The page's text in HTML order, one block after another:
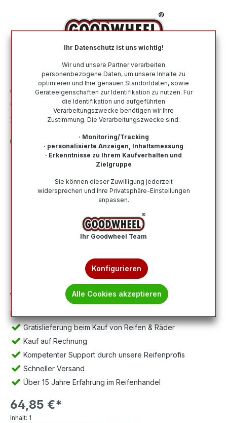
Ganzjahresreifen Nach Größe 235 40 R18
GOODRIDE ALL SEASON ELITE Z-401
235/40R18 95W XL BSW
Wichtig: Abbildung kann abweichen, Lieferung ohne Felge.
Ihre Vorteile:
Gratislieferung beim Kauf von Reifen & Räder
Kauf auf Rechnung
Kompetenter Support durch unsere Reifenprofis
Schneller Versand
Über 15 Jahre Erfahrung im Reifenhandel
64,85 €*
Inhalt: 1
Ihr Datenschutz ist uns wichtig!
Wir und unsere Partner verarbeiten
personenbezogene Daten, um unsere Inhalte zu
optimieren und Ihre genauen Standortdaten, sowie
Geräteeigenschaften zur Identifikation zu nutzen. Für
die Identifikation und aufgeführten
Verarbeitungszwecke benötigen wir Ihre
Zustimmung. Die Verarbeitungszwecke sind:
· Monitoring/Tracking
· personalisierte Anzeigen, Inhaltsmessung
· Erkenntnisse zu Ihrem Kaufverhalten und
Zielgruppe
Sie können dieser Zuwilligung jederzeit
widersprechen und Ihre Privatsphäre-Einstellungen
anpassen.
Ihr Goodwheel Team
Konfigurieren
Alle Cookies akzeptieren